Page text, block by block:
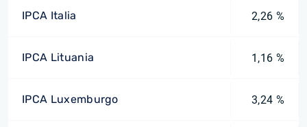
IPCA Italia 2,26 %
IPCA Lituania 1,16 %
IPCA Luxemburgo 3,24 %